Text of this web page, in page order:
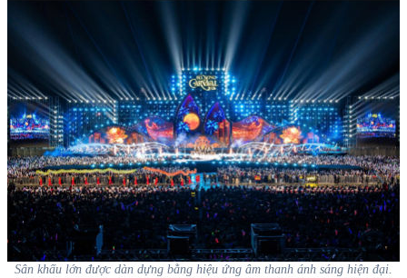
Sân khấu lớn được dàn dựng bằng hiệu ứng âm thanh ánh sáng hiện đại.